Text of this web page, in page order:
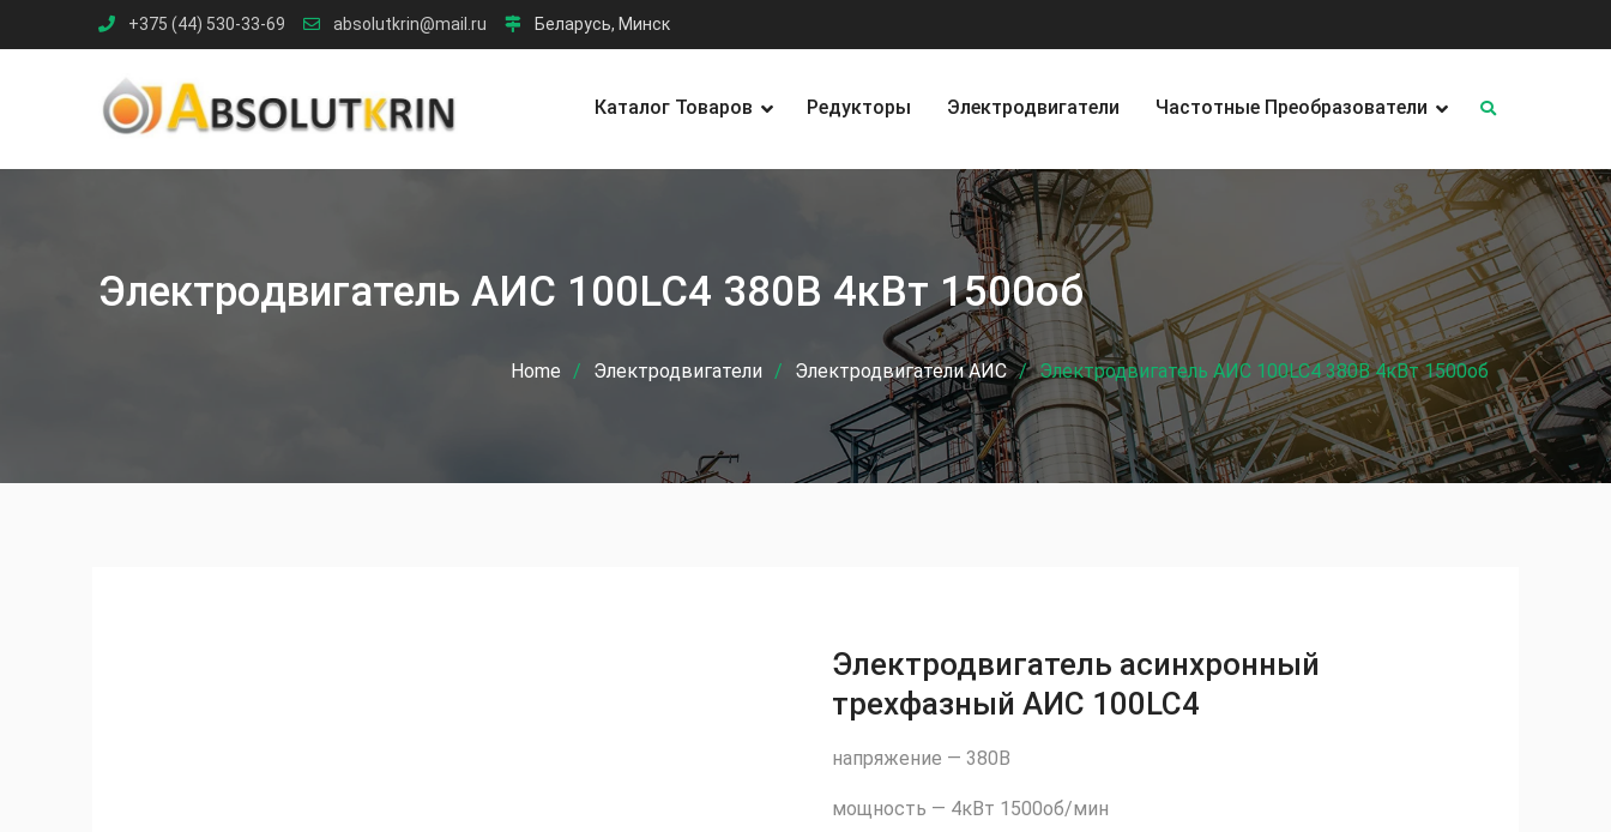
to
+375 (44) 530-33-69 absolutkrin@mail.ru Беларусь, Минск
Каталог Товаров Редукторы Электродвигатели Частотные Преобразователи
Электродвигатель АИС 100LC4 380В 4кВт 1500об
Home Электродвигатели Электродвигатели АИС Электродвигатель АИС 100LC4 380В 4кВт 1500об
Электродвигатель асинхронный
трехфазный АИС 100LC4
напряжение — 380В
мощность — 4кВт 1500об/мин